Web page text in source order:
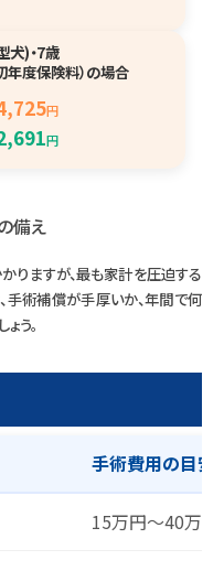
犬)・7歳
年度保険料）の場合
円
円
備え
りますが、最も家計を圧迫する
手術補償が手厚いか、年間で何
う。
手術費用の目安
15万円～40万円